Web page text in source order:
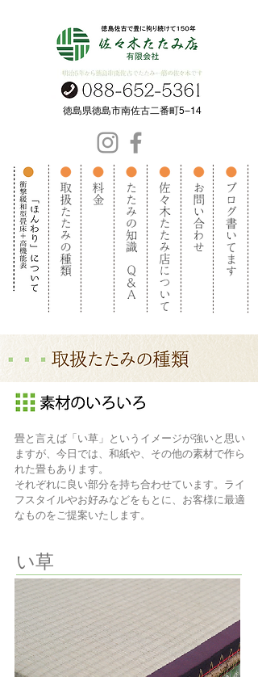
​徳島県徳島市南佐古二番町5−14
畳と言えば「い草」というイメージが強いと思い
ますが、今日では、和紙や、その他の素材で作ら
れた畳もあります。
それぞれに良い部分を持ち合わせています。ライ
フスタイルやお好みなどをもとに、お客様に最適
なものをご提案いたします。
い草